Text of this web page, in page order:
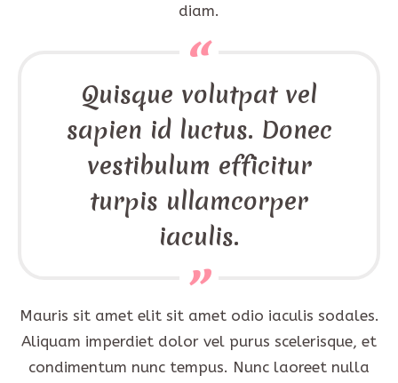
diam.
Quisque volutpat vel
sapien id luctus. Donec
vestibulum efficitur
turpis ullamcorper
iaculis.
Mauris sit amet elit sit amet odio iaculis sodales.
Aliquam imperdiet dolor vel purus scelerisque, et
condimentum nunc tempus. Nunc laoreet nulla